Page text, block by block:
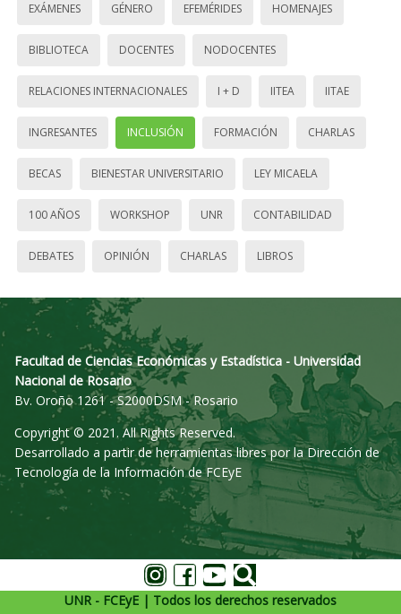
EXÁMENES GÉNERO EFEMÉRIDES HOMENAJES
BIBLIOTECA DOCENTES NODOCENTES
RELACIONES INTERNACIONALES I + D IITEA IITAE
INGRESANTES INCLUSIÓN FORMACIÓN CHARLAS
BECAS BIENESTAR UNIVERSITARIO LEY MICAELA
100 AÑOS WORKSHOP UNR CONTABILIDAD
DEBATES OPINIÓN CHARLAS LIBROS
Facultad de Ciencias Económicas y Estadística - Universidad
Nacional de Rosario
Bv. Oroño 1261 - S2000DSM - Rosario
Copyright © 2021. All Rights Reserved.
Desarrollado a partir de herramientas libres por la Dirección de
Tecnología de la Información de FCEyE
UNR - FCEyE | Todos los derechos reservados